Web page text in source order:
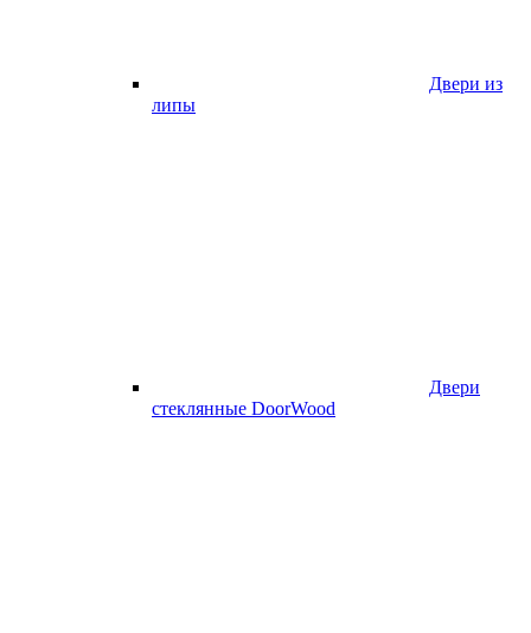
Двери из
липы
Двери
стеклянные DoorWood